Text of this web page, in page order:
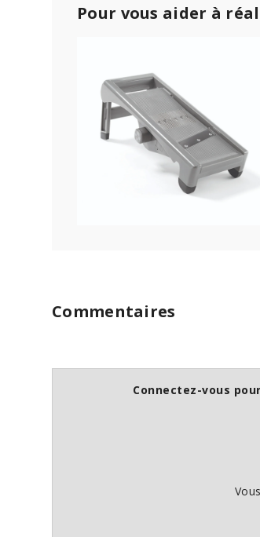
Pour vous aider à
Commentaires
Connectez-vous